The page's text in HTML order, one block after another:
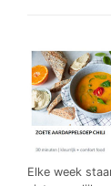
Elke week